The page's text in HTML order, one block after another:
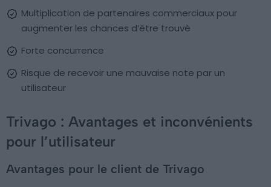
Multiplication de partenaires commerciaux pour
augmenter les chances d’être trouvé
Forte concurrence
Risque de recevoir une mauvaise note par un
utilisateur
Trivago : Avantages et inconvénients
pour l’utilisateur
Avantages pour le client de Trivago